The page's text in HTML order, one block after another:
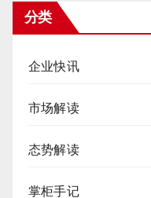
分类
企业快讯
市场解读
态势解读
掌柜手记